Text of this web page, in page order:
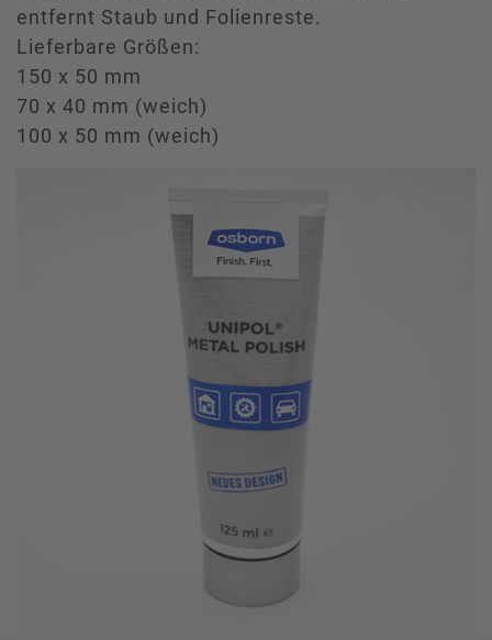
entfernt Staub und Folienreste.
Lieferbare Größen:
150 x 50 mm
70 x 40 mm (weich)
100 x 50 mm (weich)